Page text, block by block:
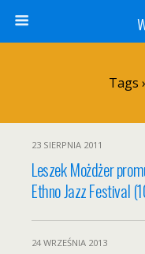
Tags
23 SIERPNIA 2011
Leszek Możdżer
Ethno Jazz Festival
24 WRZEŚNIA 2013